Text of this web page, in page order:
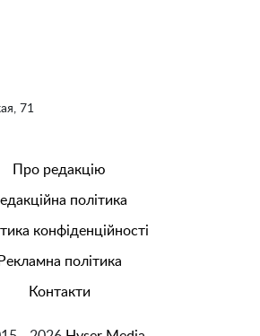
71
Про редакцію
політика
конфіденційності
Рекламна політика
Контакти